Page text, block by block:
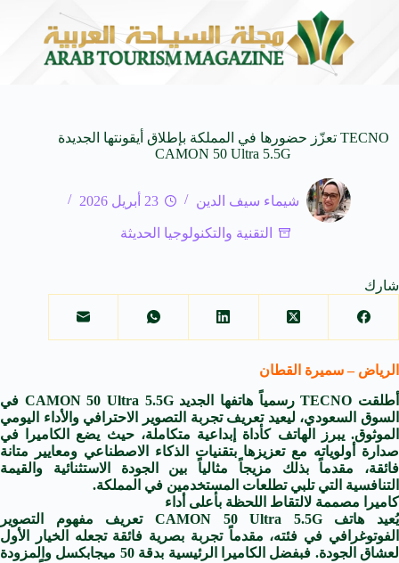
بجمهورهً 6 أغسطس 2026 زايتشيكوف يستقبل وفد الطلاب
TECNO تعزّز حضورها في المملكة بإطلاق أيقونتها الجديدة
CAMON 50 Ultra 5.5G
شيماء سيف الدين 23 أبريل 2026
التقنية والتكنولوجيا الحديثة
شارك
الرياض – سميرة القطان
أطلقت TECNO رسمياً هاتفها الجديد CAMON 50 Ultra 5.5G في
السوق السعودي، ليعيد تعريف تجربة التصوير الاحترافي والأداء اليومي
الموثوق. يبرز الهاتف كأداة إبداعية متكاملة، حيث يضع الكاميرا في
صدارة أولوياته مع تعزيزها بتقنيات الذكاء الاصطناعي ومعايير متانة
فائقة، مقدماً بذلك مزيجاً مثالياً بين الجودة الاستثنائية والقيمة
التنافسية التي تلبي تطلعات المستخدمين في المملكة.
كاميرا مصممة لالتقاط اللحظة بأعلى أداء
يُعيد هاتف CAMON 50 Ultra 5.5G تعريف مفهوم التصوير
الفوتوغرافي في فئته، مقدماً تجربة بصرية فائقة تجعله الخيار الأول
لعشاق الجودة. فبفضل الكاميرا الرئيسية بدقة 50 ميجابكسل والمزودة